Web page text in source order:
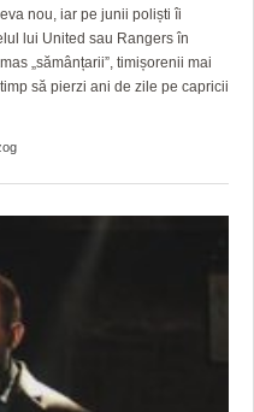
nou, iar pe junii poliști îi
lui United sau Rangers în
„sămânțarii”, timișorenii mai
să pierzi ani de zile pe capricii